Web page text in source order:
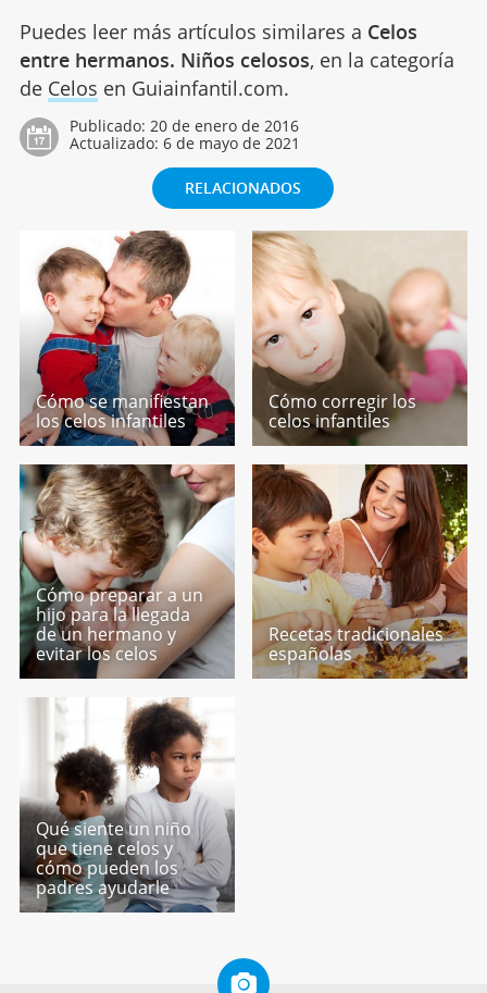
Puedes leer más artículos similares a Celos
entre hermanos. Niños celosos, en la categoría
de Celos en Guiainfantil.com.
Publicado: 20 de enero de 2016
Actualizado: 6 de mayo de 2021
RELACIONADOS
Cómo se manifiestan
los celos infantiles
Cómo corregir los
celos infantiles
Cómo preparar a un
hijo para la llegada
de un hermano y
evitar los celos
Recetas tradicionales
españolas
Qué siente un niño
que tiene celos y
cómo pueden los
padres ayudarle